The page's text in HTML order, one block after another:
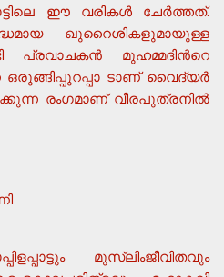
ഈ വരികള്‍ ചേര്‍ത്തത്.
ഖുറൈശികളുമായുള്ള
പ്രവാചകന്‍ മുഹമ്മദിന്‍റെ
ടാണ് വൈദ്യര്‍
രംഗമാണ് വീരപുത്രനില്‍
മുസ്ലിംജീവിതവും